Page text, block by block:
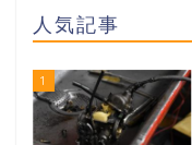
人気記事
1